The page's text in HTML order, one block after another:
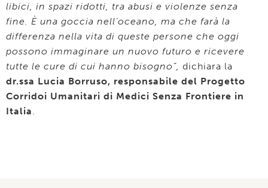
libici, in spazi ridotti, tra abusi e violenze senza
fine. È una goccia nell’oceano, ma che farà la
differenza nella vita di queste persone che oggi
possono immaginare un nuovo futuro e ricevere
tutte le cure di cui hanno bisogno”, dichiara la
dr.ssa Lucia Borruso, responsabile del Progetto
Corridoi Umanitari di Medici Senza Frontiere in
Italia.